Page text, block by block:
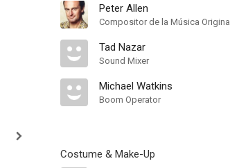
Peter Allen
Compositor de la Música Original
Tad Nazar
Sound Mixer
Michael Watkins
Boom Operator
Costume & Make-Up